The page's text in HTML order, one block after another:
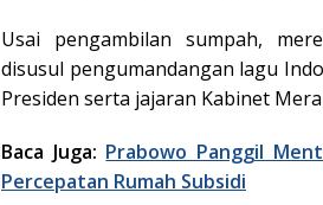
Usai pengambilan sumpah,
disusul pengumandangan lagu
Presiden serta jajaran Kabinet
Baca Juga: Prabowo Panggil
Percepatan Rumah Subsidi